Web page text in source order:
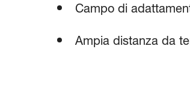
Campo di
Ampia distanza da